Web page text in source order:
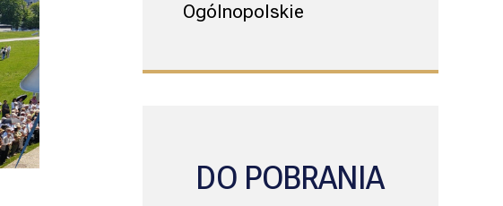
Ogólnopolskie
DO POBRANIA